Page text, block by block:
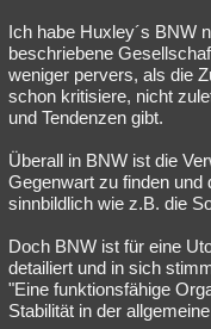
Ich habe Huxley´s BNW
beschriebene
weniger pervers, als die
schon kritisiere, nicht
und Tendenzen gibt.
Überall in BNW ist die
Gegenwart zu finden
sinnbildlich wie z.B. die
Doch BNW ist für eine
detailiert und in sich
"Eine funktionsfähige
Stabilität in der